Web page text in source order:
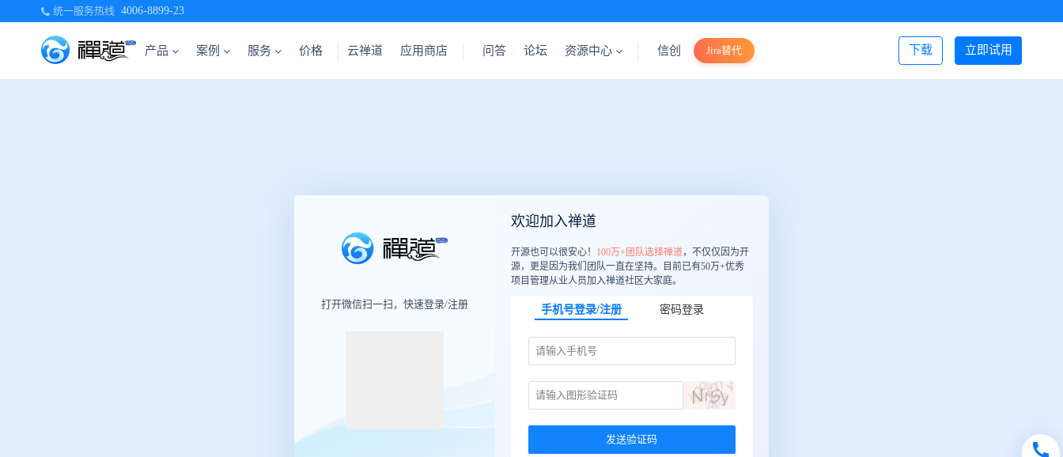
统一服务热线 4006-8899-23
产品 案例 服务 价格 立即试用
下载
云禅道 应用商店 问答 论坛 资源中心 信创 Jira替代 登录/注册
打开微信扫一扫，快速登录/注册
欢迎加入禅道
开源也可以很安心！ 100万+团队选择禅道，不仅仅因为开
源，更是因为我们团队一直在坚持。目前已有50万+优秀
项目管理从业人员加入禅道社区大家庭。
手机号登录/注册 密码登录
发送验证码